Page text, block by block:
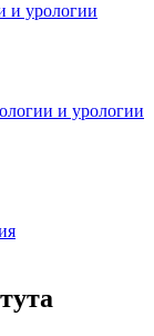
и урологии
и урологии